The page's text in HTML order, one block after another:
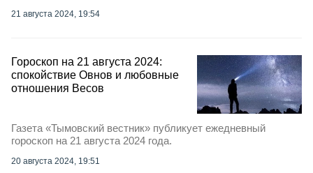
21 августа 2024, 19:54
Гороскоп на 21 августа 2024:
спокойствие Овнов и любовные
отношения Весов
Газета «Тымовский вестник» публикует ежедневный
гороскоп на 21 августа 2024 года.
20 августа 2024, 19:51